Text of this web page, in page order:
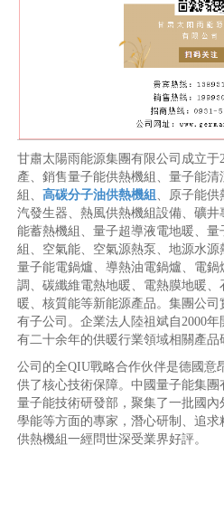
甘肅太陽雨能源集團有限公司成立于
產、銷售量子能供熱機組、量子能
組、高碳分子油供熱機組
、原子能
汽發生器、熱風供熱機組設備、礦
能蓄熱機組、量子超導液電地暖、
組、空氣能、空氣源熱泵、地源水源
量子能電鍋爐、導熱油電鍋爐、電
調、碳纖維電熱地暖、電熱膜地暖
暖、核質能等新能源產品。集團公司
有子公司。企業法人陸祖斌自2000
有二十余年的供暖行業領域相關產品
公司的全QIU戰略合作伙伴是德國意
供了核心技術保障。中國量子能集
量子能技術研發部，聚集了一批國
學能等方面的專家，潛心研制、追
供熱機組一經問世深受業界好評。